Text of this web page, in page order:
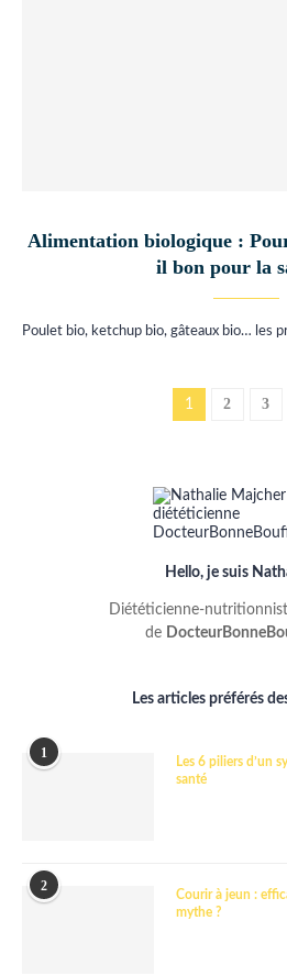
Alimentation biologique :
il bon pour la
Poulet bio, ketchup bio, gâteaux bio… les
1 2 3
Hello, je suis
Diététicienne-
de
Les articles préférés
1
Les 6 piliers d’un
santé
2
Courir à jeun :
mythe ?